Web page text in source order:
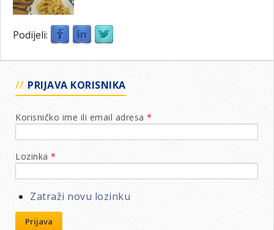
Podijeli:
PRIJAVA KORISNIKA
Korisničko ime ili email adresa *
Lozinka *
Zatraži novu lozinku
Prijava